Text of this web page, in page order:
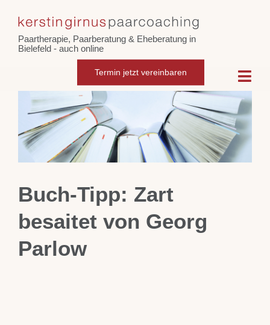
content
Paartherapie, Paarberatung & Eheberatung in
Bielefeld - auch online
Termin jetzt vereinbaren
Home
Paarcoaching
Eheberatung
Zeige
grösseres
Bild
Buch-Tipp: Zart
besaitet von Georg
Parlow